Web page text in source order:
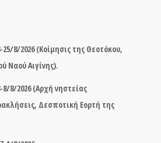
8/2026 (Κοίμησις της Θεοτόκου,
Ναού Αιγίνης).
8/2026 (Αρχή νηστείας
Δεσποτική Εορτή της